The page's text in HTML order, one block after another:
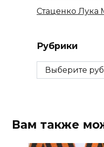
Стаценко Лука
Рубрики
Рубрики
Вам также